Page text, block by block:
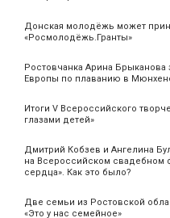
Донская молодёжь может
«Росмолодёжь.Гранты»
Ростовчанка Арина
Европы по плаванию в
Итоги V Всероссийского
глазами детей»
Дмитрий Кобзев и Ангелина
на Всероссийском свадебном
сердца». Как это было?
Две семьи из Ростовской
«Это у нас семейное»